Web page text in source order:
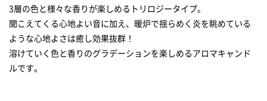
3層の色と様々な香りが楽しめるトリロジータイプ。
聞こえてくる心地よい音に加え、暖炉で揺らめく炎を眺めている
ような心地よさは癒し効果抜群！
溶けていく色と香りのグラデーションを楽しめるアロマキャンド
ルです。